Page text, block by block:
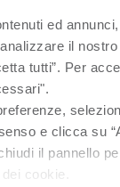
ed
il
tutti”. Per
e clicca su
il pannello
cookie.